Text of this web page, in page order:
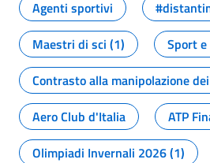
Agenti sportivi
Maestri di sci (1)
Sport
Contrasto alla manipolazione
Aero Club d'Italia
ATP
Olimpiadi Invernali 2026 (1)